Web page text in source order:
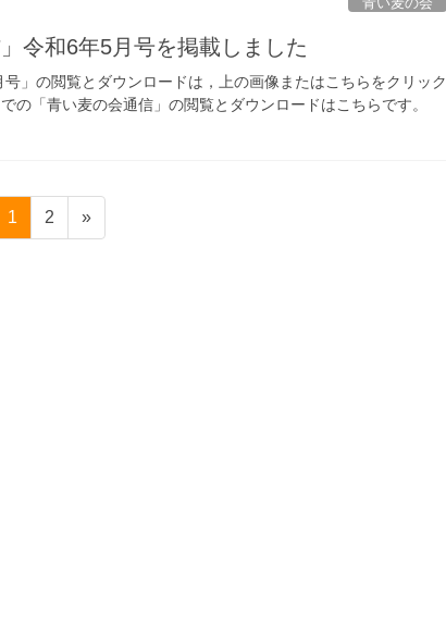
令和6年5月号を掲載しました
」の閲覧とダウンロードは，上の画像またはこちらをクリック
の「青い麦の会通信」の閲覧とダウンロードはこちらです。
固
定
1
固
定
2 »